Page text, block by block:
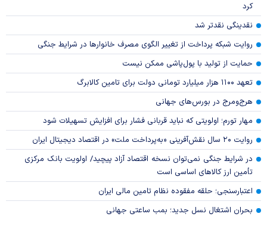
کرد
نقدینگی نقدتر شد
روایت شبکه پرداخت از تغییر الگوی مصرف خانوار‌ها در شرایط جنگی
حمایت از تولید با پول‌پاشی ممکن نیست
تعهد ۱۱۰۰ هزار میلیارد تومانی دولت برای تامین کالابرگ
هرج‌ومرج در بورس‌های جهانی
مهار تورم؛ اولویتی که نباید قربانی فشار برای افزایش تسهیلات شود
روایت ۲۰ سال نقش‌آفرینی «به‌پرداخت ملت» در اقتصاد دیجیتال ایران
در شرایط جنگی نمی‌توان نسخه اقتصاد آزاد پیچید/ اولویت بانک مرکزی
تأمین ارز کالا‌های اساسی است
اعتبارسنجی؛ حلقه مفقوده نظام تامین مالی ایران
بحران اشتغال نسل جدید؛ بمب ساعتی جهانی